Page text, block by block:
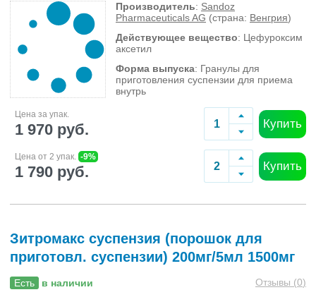
Производитель: Sandoz
Pharmaceuticals AG (страна: Венгрия)
Действующее вещество: Цефуроксим
аксетил
Форма выпуска: Гранулы для
приготовления суспензии для приема
внутрь
Цена за упак.
1 970 руб. Купить
Цена от 2 упак. -9%
1 790 руб. Купить
Зитромакс суспензия (порошок для
приготовл. суспензии) 200мг/5мл 1500мг
Есть в наличии Отзывы (0)